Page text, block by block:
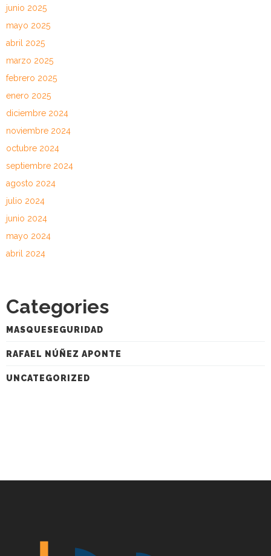
junio 2025
mayo 2025
abril 2025
marzo 2025
febrero 2025
enero 2025
diciembre 2024
noviembre 2024
octubre 2024
septiembre 2024
agosto 2024
julio 2024
junio 2024
mayo 2024
abril 2024
Categories
MASQUESEGURIDAD
RAFAEL NÚÑEZ APONTE
UNCATEGORIZED